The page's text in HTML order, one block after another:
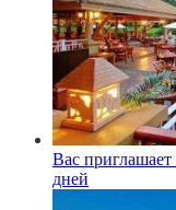
Вас
дней